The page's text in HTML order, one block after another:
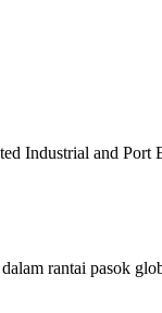
Industrial and Port
rantai pasok